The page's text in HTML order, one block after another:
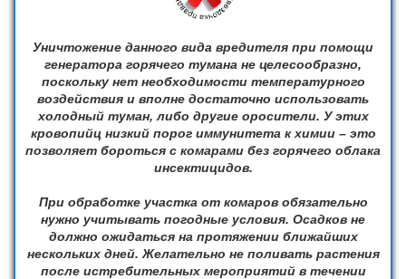
Уничтожение данного вида вредителя при помощи
генератора горячего тумана не целесообразно,
поскольку нет необходимости температурного
воздействия и вполне достаточно использовать
холодный туман, либо другие оросители. У этих
кровопийц низкий порог иммунитета к химии – это
позволяет бороться с комарами без горячего облака
инсектицидов.
При обработке участка от комаров обязательно
нужно учитывать погодные условия. Осадков не
должно ожидаться на протяжении ближайших
нескольких дней. Желательно не поливать растения
после истребительных мероприятий в течении